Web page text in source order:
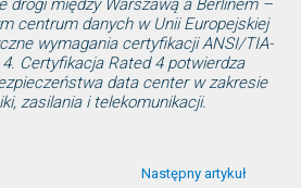
drogi między Warszawą a Berlinem –
centrum danych w Unii Europejskiej
wymagania certyfikacji ANSI/TIA-
Certyfikacja Rated 4 potwierdza
data center w zakresie
zasilania i telekomunikacji.
Następny artykuł